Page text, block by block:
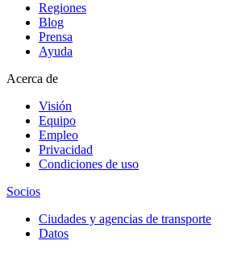
Regiones
Blog
Prensa
Ayuda
Acerca de
Visión
Equipo
Empleo
Privacidad
Condiciones de uso
Socios
Ciudades y agencias de transporte
Datos